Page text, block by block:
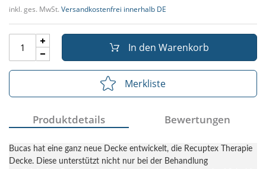
inkl. ges. MwSt. Versandkostenfrei innerhalb DE
In den Warenkorb
Merkliste
Produktdetails Bewertungen
Bucas hat eine ganz neue Decke entwickelt, die Recuptex Therapie
Decke. Diese unterstützt nicht nur bei der Behandlung